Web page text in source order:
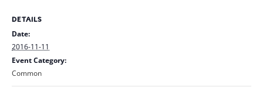
DETAILS
Date:
2016-11-11
Event Category:
Common